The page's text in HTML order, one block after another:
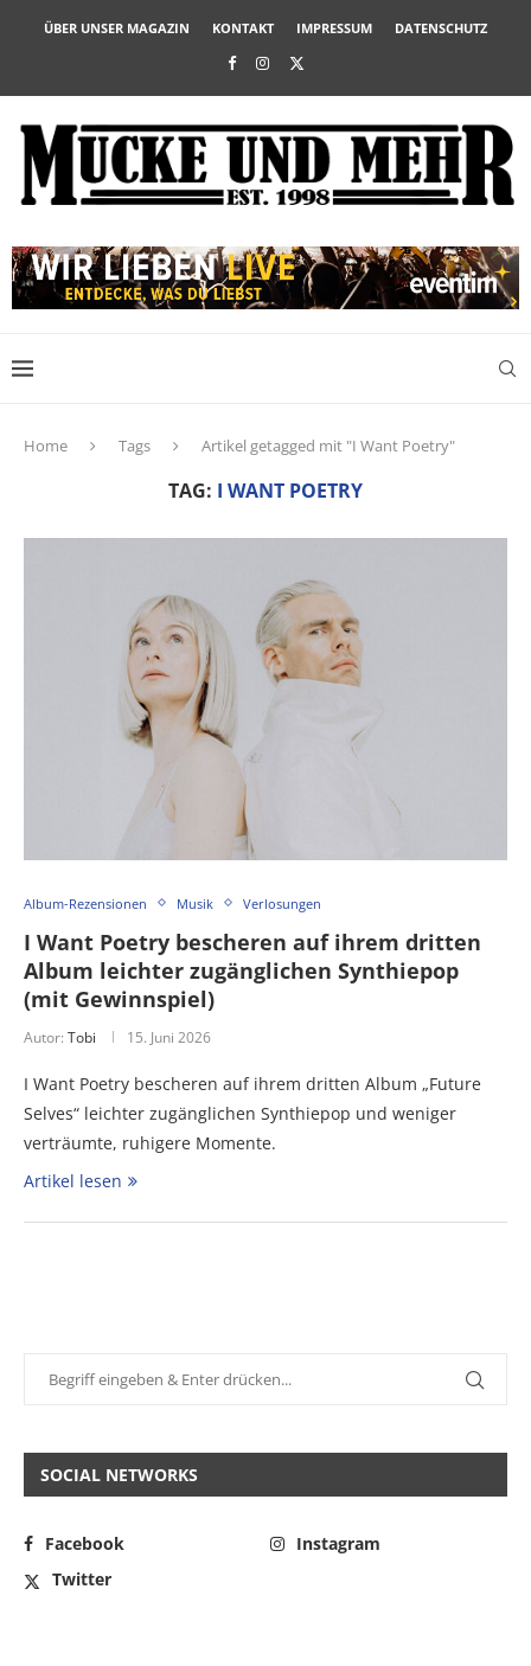
ÜBER UNSER MAGAZIN KONTAKT IMPRESSUM DATENSCHUTZ
Home Tags Artikel getagged mit "I Want Poetry"
TAG: I WANT POETRY
Album-Rezensionen Musik Verlosungen
I Want Poetry bescheren auf ihrem dritten
Album leichter zugänglichen Synthiepop
(mit Gewinnspiel)
Autor: Tobi 15. Juni 2026
I Want Poetry bescheren auf ihrem dritten Album „Future
Selves“ leichter zugänglichen Synthiepop und weniger
verträumte, ruhigere Momente.
Artikel lesen
SOCIAL NETWORKS
Facebook
Instagram
Twitter